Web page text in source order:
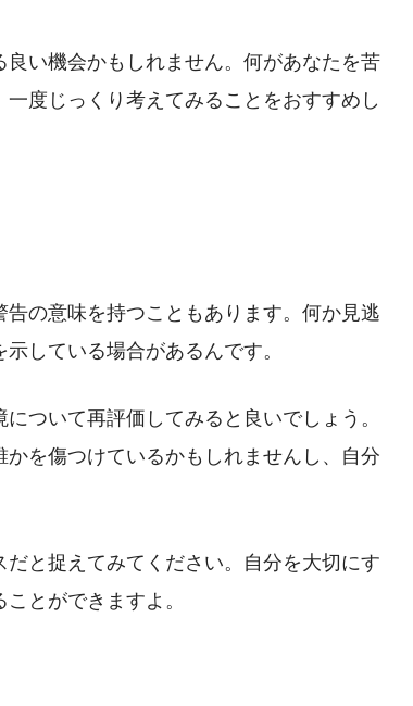
い機会かもしれません。何があなたを苦
度じっくり考えてみることをおすすめし
の意味を持つこともあります。何か見逃
している場合があるんです。
ついて再評価してみると良いでしょう。
を傷つけているかもしれませんし、自分
と捉えてみてください。自分を大切にす
とができますよ。